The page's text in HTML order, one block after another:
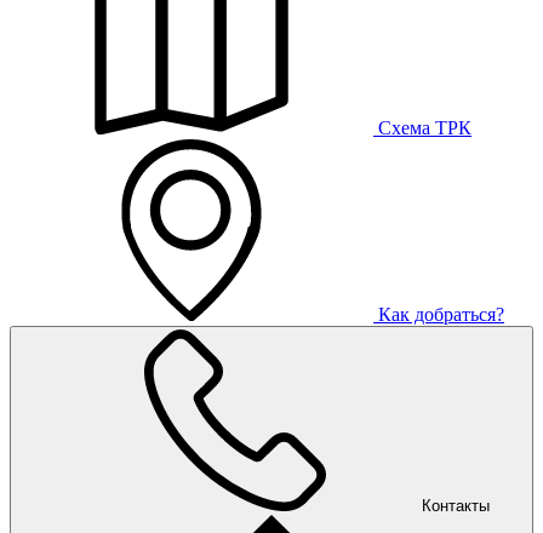
Схема ТРК
Как добраться?
Контакты